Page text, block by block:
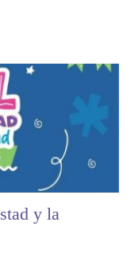
y la